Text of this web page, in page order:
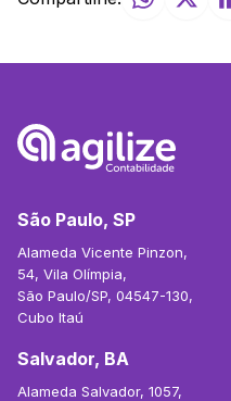
São Paulo, SP
Alameda Vicente Pinzon,
54, Vila Olímpia,
São Paulo/SP, 04547-130,
Cubo Itaú
Salvador, BA
Alameda Salvador, 1057,